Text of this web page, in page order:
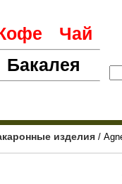
Чай
Бакалея
изделия /